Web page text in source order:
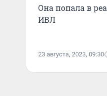
Она попала в
ИВЛ
23 августа, 2023, 09:30